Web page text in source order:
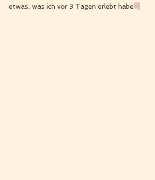
etwas, was ich vor 3 Tagen erlebt habe